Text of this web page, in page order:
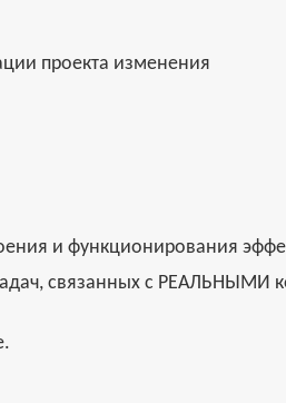
проекта изменения
и функционирования
связанных с РЕАЛЬНЫМИ